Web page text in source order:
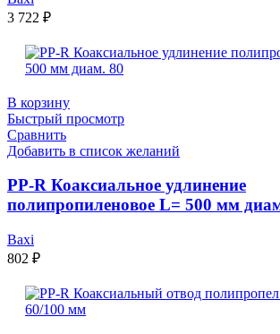
3 722 ₽
В корзину
Быстрый просмотр
Сравнить
Добавить в список желаний
PP-R Коаксиальное удлинение
полипропиленовое L= 500 мм
Baxi
802 ₽